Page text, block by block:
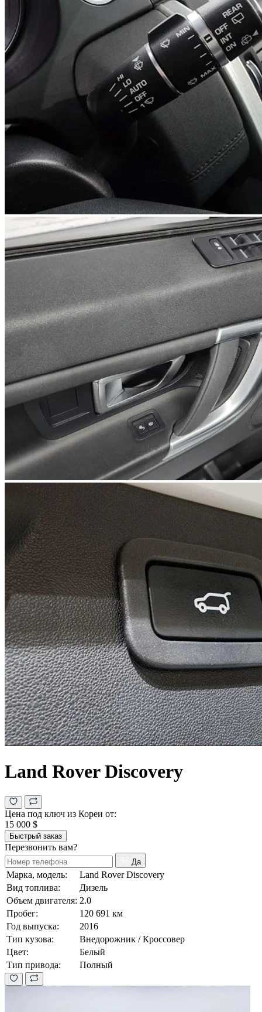
Land Rover Discovery
Цена под ключ из Кореи от:
15 000 $
Быстрый заказ
Перезвонить вам?
Да
Марка, модель:
Land Rover Discovery
Вид топлива:
Дизель
Объем двигателя: 2.0
Пробег:
120 691 км
Год выпуска:
2016
Тип кузова:
Внедорожник / Кроссовер
Цвет:
Белый
Тип привода:
Полный